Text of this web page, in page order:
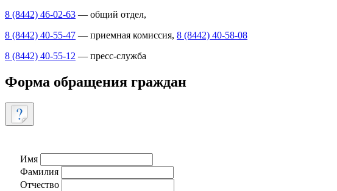
8 (8442) 46-02-63 — общий отдел,
8 (8442) 40-55-47 — приемная комиссия, 8 (8442) 40-58-08
8 (8442) 40-55-12 — пресс-служба
Форма обращения граждан
Имя
Фамилия
Отчество